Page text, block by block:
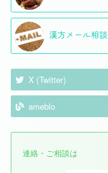
漢方メール相談
X (Twitter)
ameblo
連絡・ご相談は